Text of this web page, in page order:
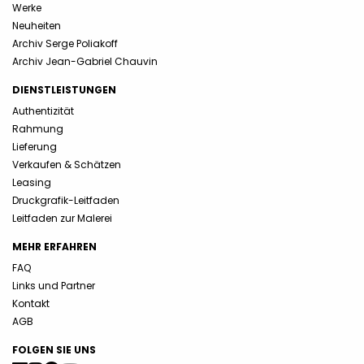
Werke
Neuheiten
Archiv Serge Poliakoff
Archiv Jean-Gabriel Chauvin
DIENSTLEISTUNGEN
Authentizität
Rahmung
Lieferung
Verkaufen & Schätzen
Leasing
Druckgrafik-Leitfaden
Leitfaden zur Malerei
MEHR ERFAHREN
FAQ
Links und Partner
Kontakt
AGB
FOLGEN SIE UNS